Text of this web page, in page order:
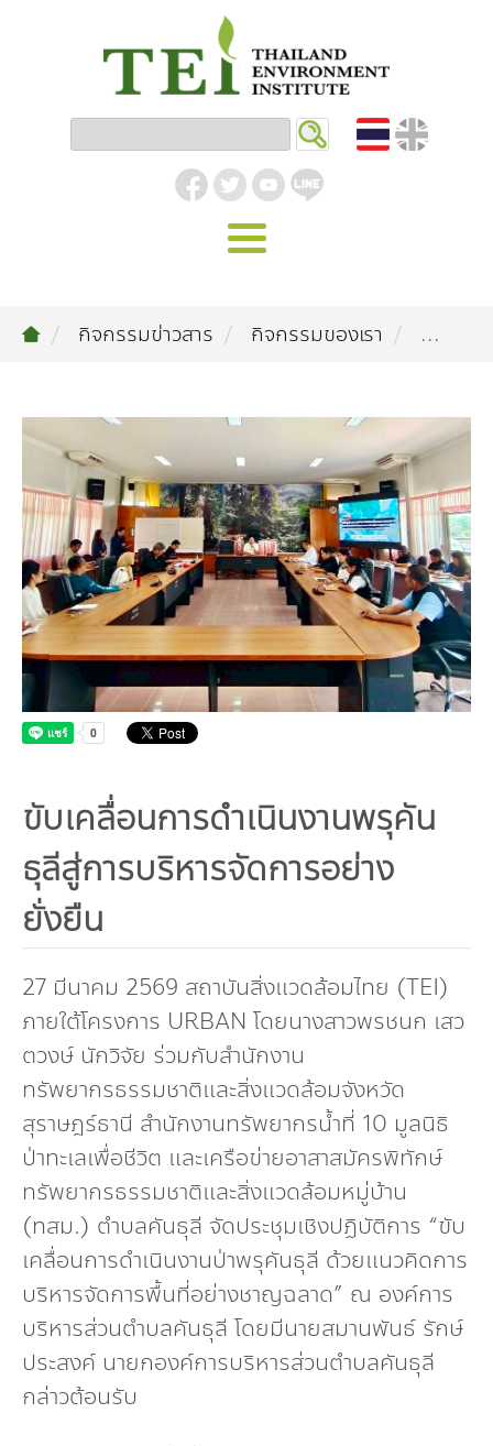
รู้จัก ม.ส.ท.
คณะกรรมการมูลนิธิ
คณะกรรมการบริหารสถาบัน
คณะผู้บริหาร
เจ้าหน้าที่
วิถีเรา
รายงานประจำปี | รายงานงบการเงิน
สำนักงานสีเขียว
กองทุน
กองทุน ดร.ธีระ พันธุมวนิช
กองทุนสุขภาพกับสภาวะโลกร้อน
อุตสาหกรรมยั่งยืน
มลพิษอุตสาหกรรม
สิ่งแวดล้อมเมืองและชุมชน
ชุมชนและเมืองน่าอยู่
ขยะชุมชน-ขยะอาหาร
ขยะพลาสติก
ฝุ่น PM2.5
การผลิตและการบริโภคยั่งยืน
ฉลากเขียว
ฉลากสิ่งแวดล้อม
บริการที่เป็นมิตรกับสิ่งแวดล้อม
ที่ปรึกษาคาร์บอนฟุตพริ้นท์
จัดซื้อจัดจ้างที่เป็นมิตรกับสิ่งแวดล้อม
ทรัพยากรธรรมชาติ
ทรัพยากรทางบก
ทรัพยากรทางทะเลและชายฝั่ง
ความหลากหลายทางชีวภาพ
การเปลี่ยนแปลงสภาพภูมิอากาศ
การลดก๊าซเรือนกระจก
การปรับตัว
การพัฒนาบุคลากรด้านสิ่งแวดล้อม
งานฝึกอบรม
สิ่งแวดล้อมศึกษา
นโยบาย แผน เครือข่ายสิ่งแวดล้อม
นโยบายและแผนสิ่งแวดล้อม
TBCSD
บทความ
อินโฟกราฟิก | โปสเตอร์
คลิปวิดีโอ
เอกสารเผยแพร่
สิ่งพิมพ์จำหน่าย
กิจกรรมข่าวสาร
กิจกรรมของเรา
ข่าวสิ่งแวดล้อม
ร่วมงานกับเรา
งาน
ฝึกงาน
ติดต่อเรา
กิจกรรมข่าวสาร กิจกรรมของเรา ...
ขับเคลื่อนการดำเนินงานพรุคัน
ธุลีสู่การบริหารจัดการอย่าง
ยั่งยืน
27 มีนาคม 2569 สถาบันสิ่งแวดล้อมไทย (TEI)
ภายใต้โครงการ URBAN โดยนางสาวพรชนก เสว
ตวงษ์ นักวิจัย ร่วมกับสำนักงาน
ทรัพยากรธรรมชาติและสิ่งแวดล้อมจังหวัด
สุราษฎร์ธานี สำนักงานทรัพยากรน้ำที่ 10 มูลนิธิ
ป่าทะเลเพื่อชีวิต และเครือข่ายอาสาสมัครพิทักษ์
ทรัพยากรธรรมชาติและสิ่งแวดล้อมหมู่บ้าน
(ทสม.) ตำบลคันธุลี จัดประชุมเชิงปฏิบัติการ “ขับ
เคลื่อนการดำเนินงานป่าพรุคันธุลี ด้วยแนวคิดการ
บริหารจัดการพื้นที่อย่างชาญฉลาด” ณ องค์การ
บริหารส่วนตำบลคันธุลี โดยมีนายสมานพันธ์ รักษ์
ประสงค์ นายกองค์การบริหารส่วนตำบลคันธุลี
กล่าวต้อนรับ